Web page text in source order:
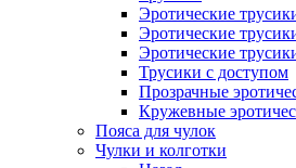
Эротические
Эротические
Эротические
Трусики с доступом
Прозрачные
Кружевные
Пояса для чулок
Чулки и колготки